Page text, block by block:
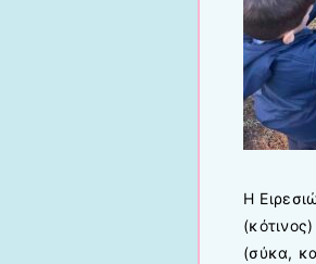
Η
(σύκα,